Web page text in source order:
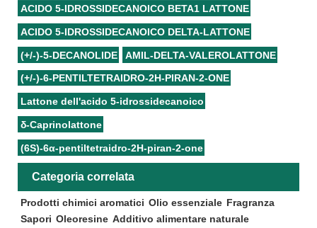
ACIDO 5-IDROSSIDECANOICO BETA1 LATTONE
ACIDO 5-IDROSSIDECANOICO DELTA-LATTONE
(+/-)-5-DECANOLIDE AMIL-DELTA-VALEROLATTONE
(+/-)-6-PENTILTETRAIDRO-2H-PIRAN-2-ONE
Lattone dell'acido 5-idrossidecanoico
δ-Caprinolattone
(6S)-6α-pentiltetraidro-2H-piran-2-one
Categoria correlata
Prodotti chimici aromatici Olio essenziale Fragranza
Sapori Oleoresine Additivo alimentare naturale